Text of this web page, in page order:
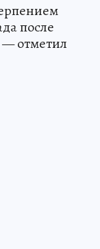
после
— отметил